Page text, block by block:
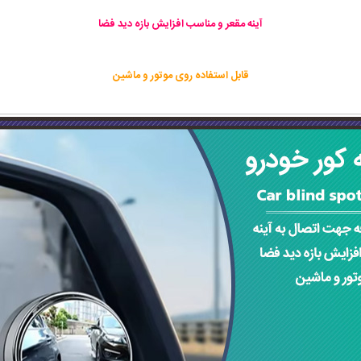
آینه مقعر و مناسب افزایش بازه دید فضا
قابل استفاده روی موتور و ماشین